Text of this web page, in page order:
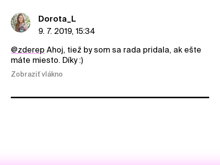
Dorota_L
9. 7. 2019, 15:34
@zderep Ahoj, tiež by som sa rada pridala, ak ešte
máte miesto. Díky :)
Zobraziť vlákno